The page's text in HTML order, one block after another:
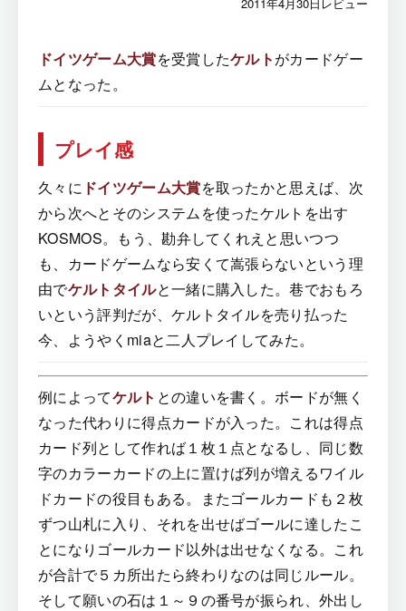
ドイツゲーム大賞を受賞したケルトがカードゲー
ムとなった。
プレイ感
久々に ドイツゲーム大賞を取ったかと思えば、次
から次へとそのシステムを使ったケルトを出す
KOSMOS。もう、勘弁してくれえと思いつつ
も、カードゲームなら安くて嵩張らないという理
由でケルトタイルと一緒に購入した。巷でおもろ
いという評判だが、ケルトタイルを売り払った
今、ようやくmiaと二人プレイしてみた。
例によってケルト との違いを書く。ボードが無く
なった代わりに得点カードが入った。これは得点
カード列として作れば１枚１点となるし、同じ数
字のカラーカードの上に置けば列が増えるワイル
ドカードの役目もある。またゴールカードも２枚
ずつ山札に入り、それを出せばゴールに達したこ
とになりゴールカード以外は出せなくなる。これ
が合計で５カ所出たら終わりなのは同じルール。
そして願いの石は１～９の番号が振られ、外出し